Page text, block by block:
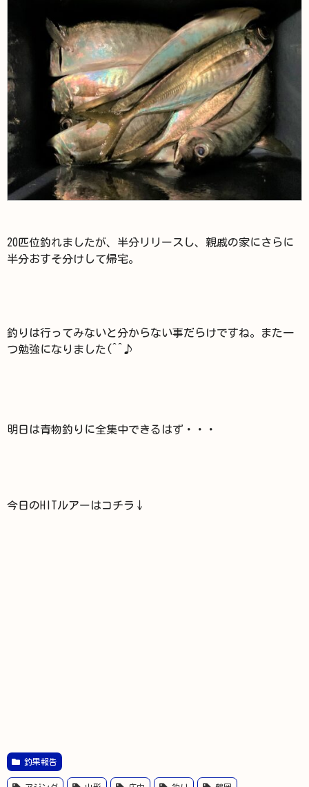
20匹位釣れましたが、半分リリースし、親戚の家にさらに
半分おすそ分けして帰宅。
釣りは行ってみないと分からない事だらけですね。また一
つ勉強になりました(^^♪
明日は青物釣りに全集中できるはず・・・
今日のHITルアーはコチラ↓
釣果報告